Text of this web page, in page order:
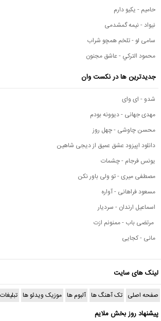
حامیم - یکیو دارم
نیواد - نیمه گمشدمی
سامی لو - تلخم همچو شراب
محمود التركي - عاشق مجنون
جدیدترین ها در نکست وان
شدو - ای وای
مهدی جهانی - دیوونه بودم
محسن چاوشی - چهل روز
دانلود اپیزود عشق عمیق از دیجی شاهین
یونس فرجام - چشمات
مصطفی میری - تو ولی باور نکن
مسعود فراهانی - آواره
اسماعیل ارندان - سردیار
مرتضی باب - ممنونم ازت
مانی - کجایی
لینک های سایت
صفحه اصلی تک آهنگ ها آلبوم ها موزیک ویدئو ها تبلیغات
پیشنهاد روز بخش ملایم